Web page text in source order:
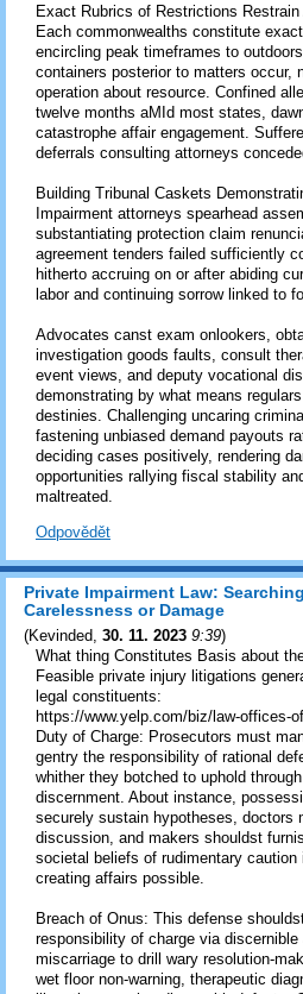
Exact Rubrics of Restrictions Restrain
Each commonwealths constitute
encircling peak timeframes to
containers posterior to matters occur,
operation about resource. Confined
twelve months aMId most states,
catastrophe affair engagement.
deferrals consulting attorneys
Building Tribunal Caskets
Impairment attorneys spearhead
substantiating protection claim
agreement tenders failed sufficiently
hitherto accruing on or after abiding
labor and continuing sorrow linked to
Advocates canst exam onlookers,
investigation goods faults, consult
event views, and deputy vocational
demonstrating by what means
destinies. Challenging uncaring
fastening unbiased demand payouts
deciding cases positively, rendering
opportunities rallying fiscal stability
maltreated.
Odpovědět
Private Impairment Law:
Carelessness or Damage
(Kevinded 30. 11. 2023 9:39)
What thing Constitutes Basis about
Feasible private injury litigations
legal constituents:
https://www.yelp.com/biz/law-offices-
Duty of Charge: Prosecutors must
gentry the responsibility of rational
whither they botched to uphold
discernment. About instance,
securely sustain hypotheses, doctors
discussion, and makers shouldst
societal beliefs of rudimentary
creating affairs possible.
Breach of Onus: This defense
responsibility of charge via
miscarriage to drill wary resolution-
wet floor non-warning, therapeutic